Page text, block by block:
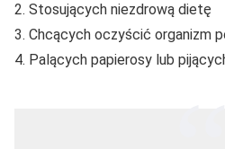
Stosujących niezdrową dietę
Chcących oczyścić organizm
Palących papierosy lub